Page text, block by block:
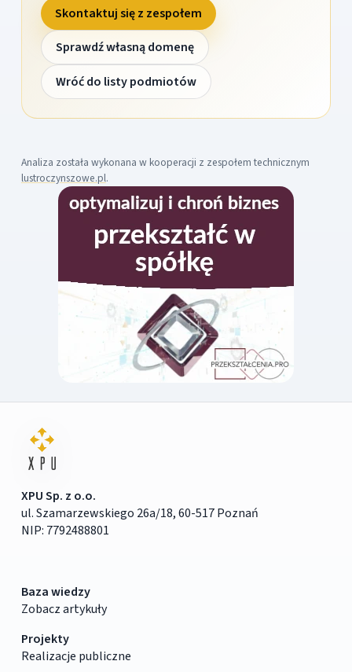
Skontaktuj się z zespołem
Sprawdź własną domenę
Wróć do listy podmiotów
Analiza została wykonana w kooperacji z zespołem technicznym
lustroczynszowe.pl.
XPU Sp. z o.o.
ul. Szamarzewskiego 26a/18, 60-517 Poznań
NIP: 7792488801
Baza wiedzy
Zobacz artykuły
Projekty
Realizacje publiczne